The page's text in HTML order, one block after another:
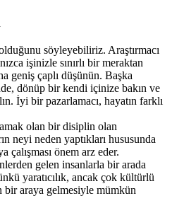
söyleyebiliriz. Araştırmacı
işinizle sınırlı bir meraktan
geniş çaplı düşünün. Başka
dönüp bir kendi içinize bakın ve
İyi bir pazarlamacı, hayatın farklı
olan bir disiplin olan
neyi neden yaptıkları hususunda
çalışması önem arz eder.
gelen insanlarla bir arada
yaratıcılık, ancak çok kültürlü
bir araya gelmesiyle mümkün